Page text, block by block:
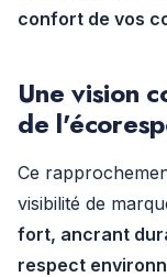
confort de vos
Une vision
de
Ce
visibilité de
fort, ancrant
respect